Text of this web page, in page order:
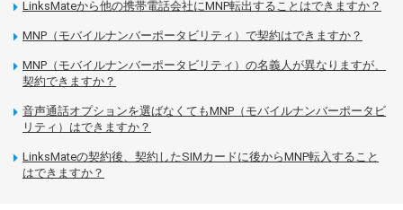
LinksMateから他の携帯電話会社にMNP転出することはできますか？
MNP（モバイルナンバーポータビリティ）で契約はできますか？
MNP（モバイルナンバーポータビリティ）の名義人が異なりますが、
契約できますか？
音声通話オプションを選ばなくてもMNP（モバイルナンバーポータビ
リティ）はできますか？
LinksMateの契約後、契約したSIMカードに後からMNP転入すること
はできますか？